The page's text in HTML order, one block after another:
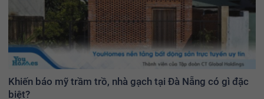
Khiến báo mỹ trầm trồ, nhà gạch tại Đà Nẵng có gì đặc
biệt?